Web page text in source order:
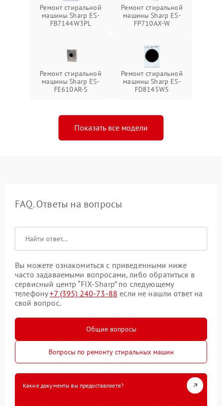
Ремонт стиральной
машины Sharp ES-
FB7144W3PL
Ремонт стиральной
машины Sharp ES-
FP710AX-W
Ремонт стиральной
машины Sharp ES-
FE610AR-S
Ремонт стиральной
машины Sharp ES-
FD8145W5
Показать все модели
FAQ. Ответы на вопросы
Вы можете ознакомиться с приведенными ниже
часто задаваемыми вопросами, либо обратиться в
сервисный центр “FIX-Sharp” по следующему
телефону+7 (395) 240-73-88 если не нашли ответ на
свой вопрос.
Общие вопросы
Вопросы по ремонту стиральных машин
Какие документы вы предоставляете?